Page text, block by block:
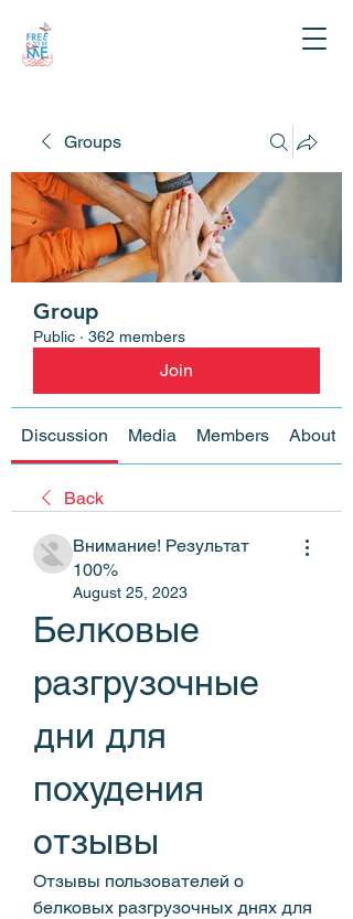
Groups
Group
Public · 362 members
Join
Discussion Media Members About
Back
Внимание! Результат
100%
August 25, 2023
Белковые
разгрузочные
дни для
похудения
отзывы
Отзывы пользователей о
белковых разгрузочных днях для